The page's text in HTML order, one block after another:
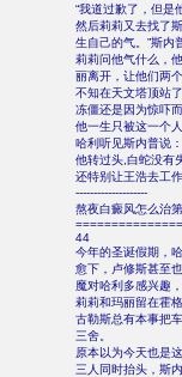
“我道过歉了，但是
然后莉莉又去找了
生自己的气。”斯内
莉莉问他气什么，
丽离开，让他们两
不知在天文塔顶站
冻僵还是因为惊吓
他一生只被这一个
哈利听见斯内普说
他转过头,白蛇没有
还特别让王浩去工
--------------------
熬夜白癜风怎么治
44
今年的圣诞假期，
愈下，卢修斯甚至
魔对哈利多感兴趣
莉莉和玛丽留在霍
古勒斯总有本事把
三舍。
原本以为今天也是
三人同时抬头，斯